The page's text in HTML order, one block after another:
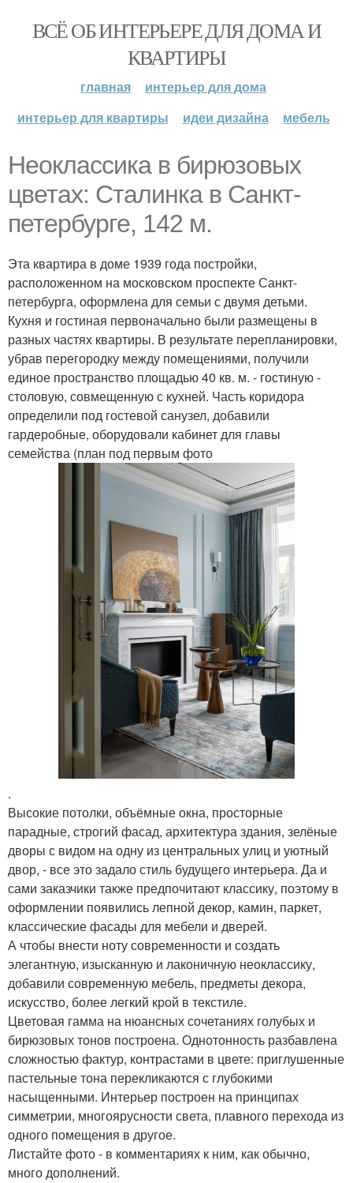
ВСЁ ОБ ИНТЕРЬЕРЕ ДЛЯ ДОМА И
КВАРТИРЫ
главная
интерьер для дома
интерьер для квартиры
идеи дизайна мебель
Неоклассика в бирюзовых
цветах: Сталинка в Санкт-
петербурге, 142 м.
Эта квартира в доме 1939 года постройки,
расположенном на московском проспекте Санкт-
петербурга, оформлена для семьи с двумя детьми.
Кухня и гостиная первоначально были размещены в
разных частях квартиры. В результате перепланировки,
убрав перегородку между помещениями, получили
единое пространство площадью 40 кв. м. - гостиную -
столовую, совмещенную с кухней. Часть коридора
определили под гостевой санузел, добавили
гардеробные, оборудовали кабинет для главы
семейства (план под первым фото
.
Высокие потолки, объёмные окна, просторные
парадные, строгий фасад, архитектура здания, зелёные
дворы с видом на одну из центральных улиц и уютный
двор, - все это задало стиль будущего интерьера. Да и
сами заказчики также предпочитают классику, поэтому в
оформлении появились лепной декор, камин, паркет,
классические фасады для мебели и дверей.
А чтобы внести ноту современности и создать
элегантную, изысканную и лаконичную неоклассику,
добавили современную мебель, предметы декора,
искусство, более легкий крой в текстиле.
Цветовая гамма на нюансных сочетаниях голубых и
бирюзовых тонов построена. Однотонность разбавлена
сложностью фактур, контрастами в цвете: приглушенные
пастельные тона перекликаются с глубокими
насыщенными. Интерьер построен на принципах
симметрии, многоярусности света, плавного перехода из
одного помещения в другое.
Листайте фото - в комментариях к ним, как обычно,
много дополнений.